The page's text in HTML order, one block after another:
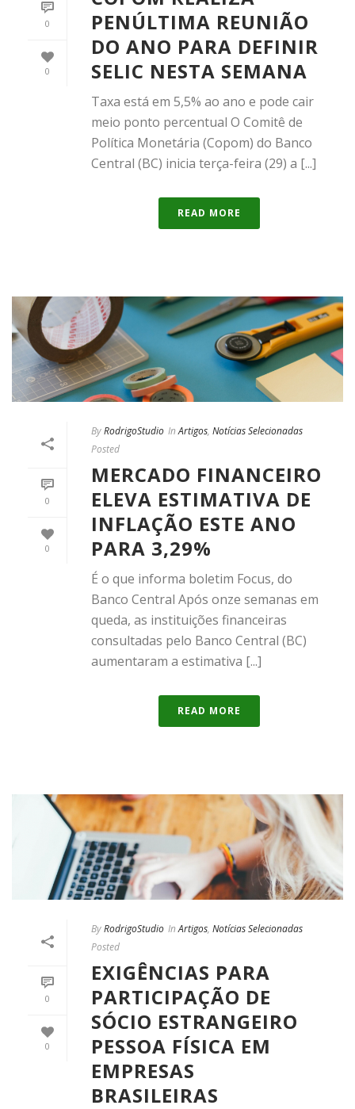
0
0
PENÚLTIMA REUNIÃO
DO ANO PARA DEFINIR
SELIC NESTA SEMANA
Taxa está em 5,5% ao ano e pode cair
meio ponto percentual O Comitê de
Política Monetária (Copom) do Banco
Central (BC) inicia terça-feira (29) a [...]
READ MORE
0
0
ByRodrigoStudio In Artigos, Notícias Selecionadas
Posted
MERCADO FINANCEIRO
ELEVA ESTIMATIVA DE
INFLAÇÃO ESTE ANO
PARA 3,29%
É o que informa boletim Focus, do
Banco Central Após onze semanas em
queda, as instituições financeiras
consultadas pelo Banco Central (BC)
aumentaram a estimativa [...]
READ MORE
0
0
ByRodrigoStudio In Artigos, Notícias Selecionadas
Posted
EXIGÊNCIAS PARA
PARTICIPAÇÃO DE
SÓCIO ESTRANGEIRO
PESSOA FÍSICA EM
EMPRESAS
BRASILEIRAS